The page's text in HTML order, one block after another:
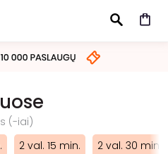
IEŠKOTI
(-iai)
2 val. 15 min. 2 val. 30 min.